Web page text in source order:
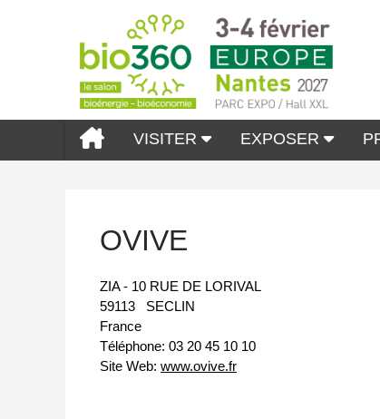
VISITER EXPOSER
OVIVE
ZIA - 10 RUE DE LORIVAL
59113
SECLIN
France
Téléphone: 03 20 45 10 10
Site Web: www.ovive.fr